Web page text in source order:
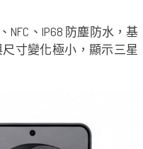
NFC、IP68 防塵防水，基
寸變化極小，顯示三星